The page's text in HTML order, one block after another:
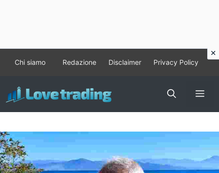
contenuto
Chi siamo Redazione Disclaimer Privacy Policy